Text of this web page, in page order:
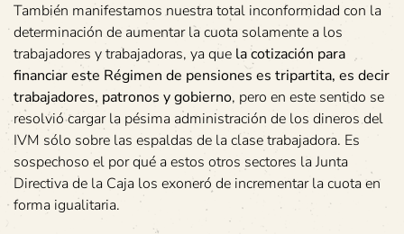
También manifestamos nuestra total inconformidad con la
determinación de aumentar la cuota solamente a los
trabajadores y trabajadoras, ya que la cotización para
financiar este Régimen de pensiones es tripartita, es decir
trabajadores, patronos y gobierno, pero en este sentido se
resolvió cargar la pésima administración de los dineros del
IVM sólo sobre las espaldas de la clase trabajadora. Es
sospechoso el por qué a estos otros sectores la Junta
Directiva de la Caja los exoneró de incrementar la cuota en
forma igualitaria.